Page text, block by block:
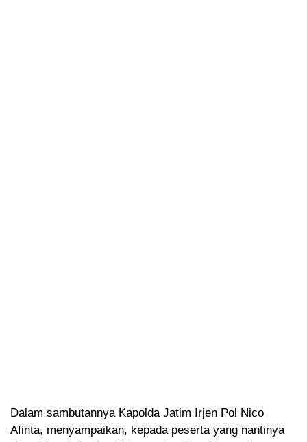
Dalam sambutannya Kapolda Jatim Irjen Pol Nico
Afinta, menyampaikan, kepada peserta yang nantinya